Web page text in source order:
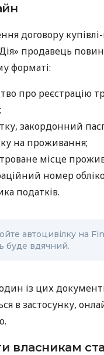
договору
продавець
форматі:
про реєстрацію
закордонний
на проживання;
місце
номер
податків.
автоцивілку на
буде вдячний.
із цих
в застосунку,
власникам